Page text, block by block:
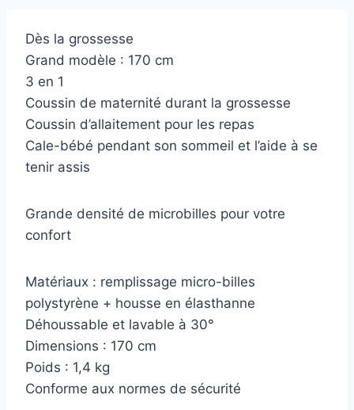
Dès la grossesse
Grand modèle : 170 cm
3 en 1
Coussin de maternité durant la grossesse
Coussin d’allaitement pour les repas
Cale-bébé pendant son sommeil et l’aide à se
tenir assis
Grande densité de microbilles pour votre
confort
Matériaux : remplissage micro-billes
polystyrène + housse en élasthanne
Déhoussable et lavable à 30°
Dimensions : 170 cm
Poids : 1,4 kg
Conforme aux normes de sécurité